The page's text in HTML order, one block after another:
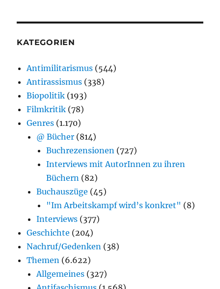
KATEGORIEN
Antimilitarismus (544)
Antirassismus (338)
Biopolitik (193)
Filmkritik (78)
Genres (1.170)
@ Bücher (814)
Buchrezensionen (727)
Interviews mit AutorInnen zu ihren
Büchern (82)
Buchauszüge (45)
"Im Arbeitskampf wird’s konkret" (8)
Interviews (377)
Geschichte (204)
Nachruf/Gedenken (38)
Themen (6.622)
Allgemeines (327)